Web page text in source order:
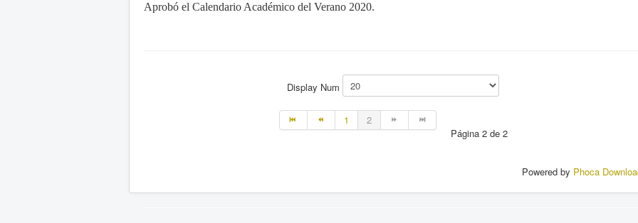
Aprobó el Calendario Académico del Verano 2020.
Display Num
1
2
Página 2 de 2
Powered by Phoca